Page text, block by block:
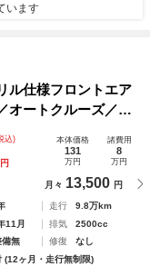
います
仕様フロントエア
オートクルーズ／Ｌ
メラ／ビルトイン
込) 本体価格
131
万円
諸費用
8
万円
月々 13,500 円
走行
9.8万km
11月 排気
2500cc
備無 修復
なし
(12ヶ月・走行無制限)